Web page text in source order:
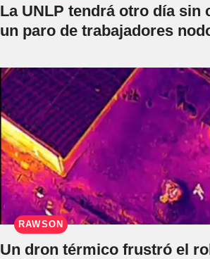
La UNLP tendrá otro día sin
un paro de trabajadores
RAWSON
Un dron térmico frustró el